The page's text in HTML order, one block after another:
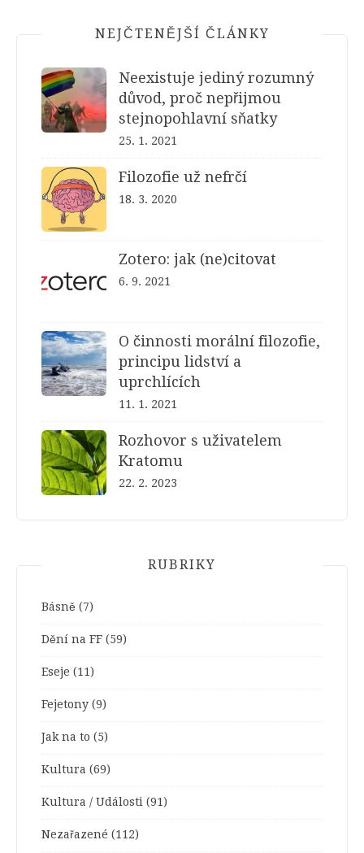
NEJČTENĚJŠÍ ČLÁNKY
Neexistuje jediný rozumný
důvod, proč nepřijmou
stejnopohlavní sňatky
25. 1. 2021
Filozofie už nefrčí
18. 3. 2020
Zotero: jak (ne)citovat
6. 9. 2021
O činnosti morální filozofie,
principu lidství a
uprchlících
11. 1. 2021
Rozhovor s uživatelem
Kratomu
22. 2. 2023
RUBRIKY
Básně (7)
Dění na FF (59)
Eseje (11)
Fejetony (9)
Jak na to (5)
Kultura (69)
Kultura / Události (91)
Nezařazené (112)